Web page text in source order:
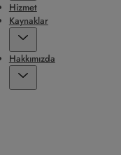
Hizmet
Kaynaklar
Hakkımızda